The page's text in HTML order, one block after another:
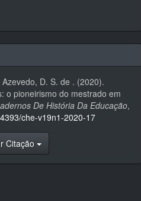
D. S. de . (2020).
o pioneirismo do mestrado em
De História Da Educação,
che-v19n1-2020-17
Citação